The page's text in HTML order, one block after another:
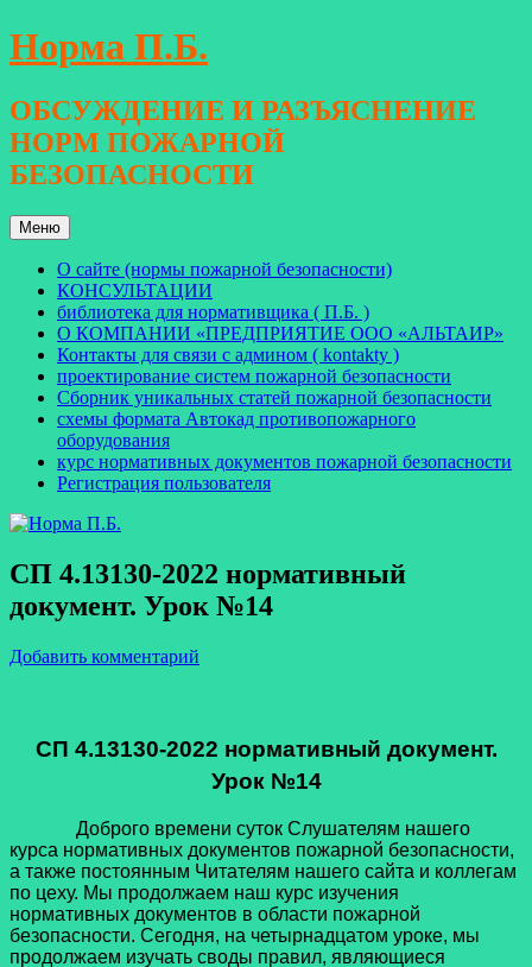
Перейти
к
Норма П.Б.
ОБСУЖДЕНИЕ И РАЗЪЯСНЕНИЕ
НОРМ ПОЖАРНОЙ
БЕЗОПАСНОСТИ
Меню
О сайте (нормы пожарной безопасности)
КОНСУЛЬТАЦИИ
библиотека для нормативщика ( П.Б. )
О КОМПАНИИ «ПРЕДПРИЯТИЕ ООО «АЛЬТАИР»
Контакты для связи с админом ( kontakty )
проектирование систем пожарной безопасности
Сборник уникальных статей пожарной безопасности
схемы формата Автокад противопожарного
оборудования
курс нормативных документов пожарной безопасности
Регистрация пользователя
СП 4.13130-2022 нормативный
документ. Урок №14
Добавить комментарий
СП 4.13130-2022 нормативный документ.
Урок №14
Доброго времени суток Слушателям нашего
курса нормативных документов пожарной безопасности,
а также постоянным Читателям нашего сайта и коллегам
по цеху. Мы продолжаем наш курс изучения
нормативных документов в области пожарной
безопасности. Сегодня, на четырнадцатом уроке, мы
продолжаем изучать своды правил, являющиеся